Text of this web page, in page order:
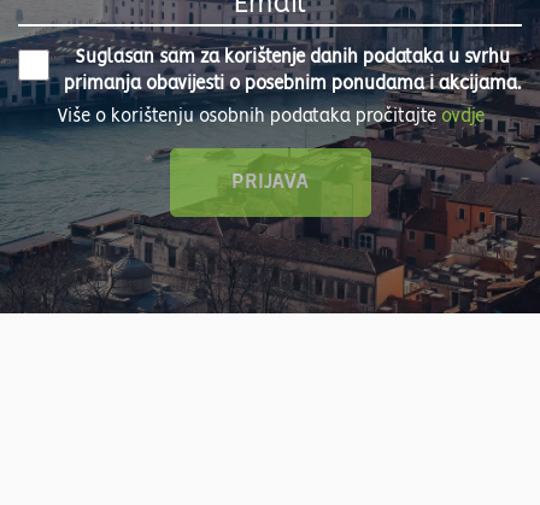
Suglasan sam za korištenje danih podataka u svrhu
primanja obavijesti o posebnim ponudama i akcijama.
Više o korištenju osobnih podataka pročitajteovdje